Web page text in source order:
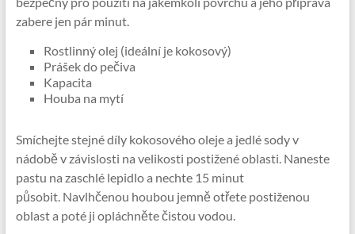
zabere jen pár minut.
Rostlinný olej (ideální je kokosový)
Prášek do pečiva
Kapacita
Houba na mytí
Smíchejte stejné díly kokosového oleje a jedlé sody v
nádobě v závislosti na velikosti postižené oblasti. Naneste
pastu na zaschlé lepidlo a nechte 15 minut
působit. Navlhčenou houbou jemně otřete postiženou
oblast a poté ji opláchněte čistou vodou.